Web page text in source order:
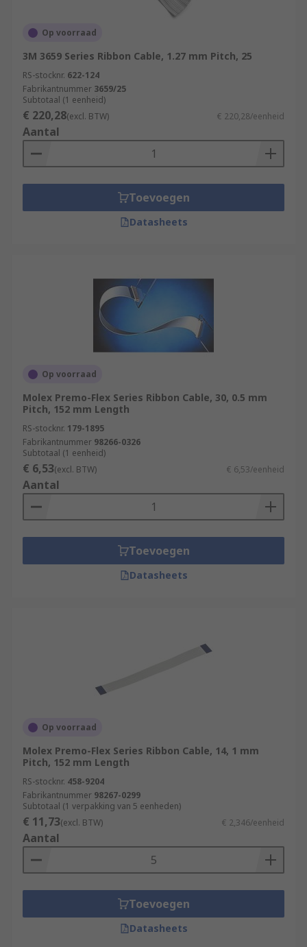
Op voorraad
3M 3659 Series Ribbon Cable, 1.27 mm Pitch, 25
RS-stocknr. 622-124
Fabrikantnummer 3659/25
Subtotaal (1 eenheid)
€ 220,28(excl. BTW) € 220,28/eenheid
Aantal
Toevoegen
Datasheets
Op voorraad
Molex Premo-Flex Series Ribbon Cable, 30, 0.5 mm
Pitch, 152 mm Length
RS-stocknr. 179-1895
Fabrikantnummer 98266-0326
Subtotaal (1 eenheid)
€ 6,53(excl. BTW) € 6,53/eenheid
Aantal
Toevoegen
Datasheets
Op voorraad
Molex Premo-Flex Series Ribbon Cable, 14, 1 mm
Pitch, 152 mm Length
RS-stocknr. 458-9204
Fabrikantnummer 98267-0299
Subtotaal (1 verpakking van 5 eenheden)
€ 11,73(excl. BTW) € 2,346/eenheid
Aantal
Toevoegen
Datasheets